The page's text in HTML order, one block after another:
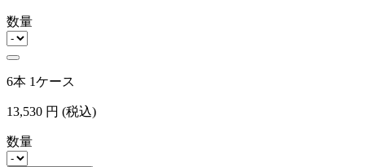
数量
6本 1ケース
13,530 円 (税込)
数量